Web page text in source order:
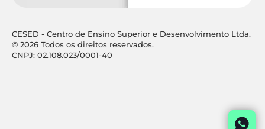
CESED - Centro de Ensino Superior e Desenvolvimento Ltda.
© 2026 Todos os direitos reservados.
CNPJ: 02.108.023/0001-40